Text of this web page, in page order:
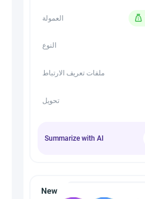
العمولة
النوع
ملفات تعريف الارتباط
تحويل
Summarize with AI